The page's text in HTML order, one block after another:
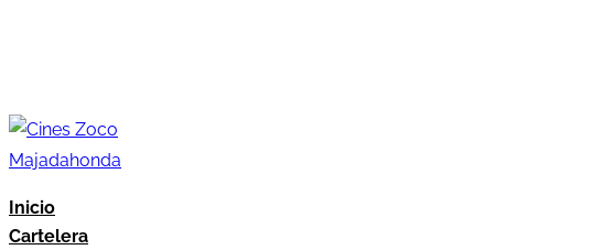
Inicio
Cartelera